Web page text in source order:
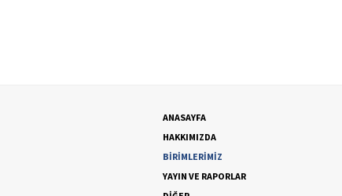
ANASAYFA
HAKKIMIZDA
BİRİMLERİMİZ
YAYIN VE RAPORLAR